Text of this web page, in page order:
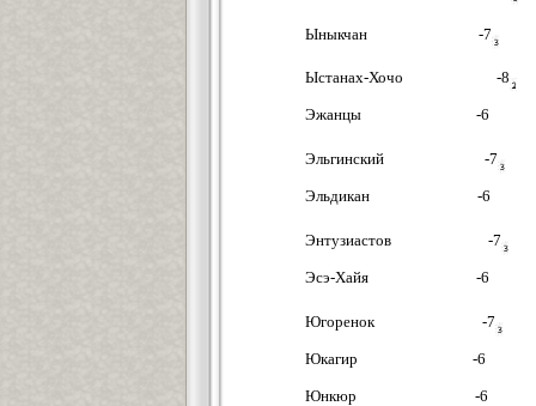
Ыныкчан -7
Ыстанах-Хочо -8
Эжанцы -6
Эльгинский -7
Эльдикан -6
Энтузиастов -7
Эсэ-Хайя -6
Югоренок -7
Юкагир -6
Юнкюр -6